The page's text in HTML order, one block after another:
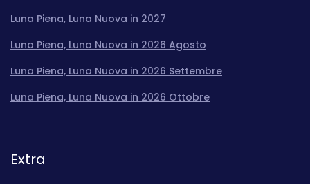
Luna Piena, Luna Nuova in 2027
Luna Piena, Luna Nuova in 2026 Agosto
Luna Piena, Luna Nuova in 2026 Settembre
Luna Piena, Luna Nuova in 2026 Ottobre
Extra